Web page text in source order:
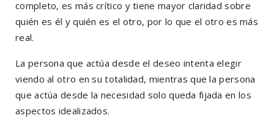
completo, es más crítico y tiene mayor claridad sobre
quién es él y quién es el otro, por lo que el otro es más
real.
La persona que actúa desde el deseo intenta elegir
viendo al otro en su totalidad, mientras que la persona
que actúa desde la necesidad solo queda fijada en los
aspectos idealizados.